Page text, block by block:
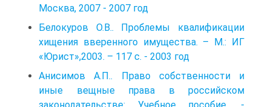
Москва, 2007 - 2007 год
Белокуров О.В.. Проблемы квалификации
хищения вверенного имущества. – М.: ИГ
«Юрист»,2003. – 117 с. - 2003 год
Анисимов А.П.. Право собственности и
иные вещные права в российском